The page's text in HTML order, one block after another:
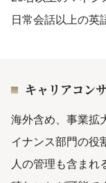
日常会話以上の英
キャリアコン
海外含め、事業拡
イナンス部門の役
人の管理も含まれ